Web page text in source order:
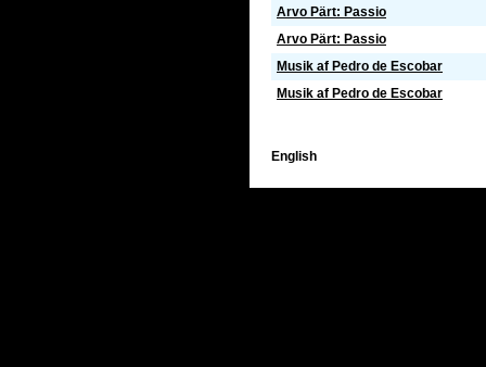
Arvo Pärt: Passio
Arvo Pärt: Passio
Musik af Pedro de Escobar
Musik af Pedro de Escobar
English